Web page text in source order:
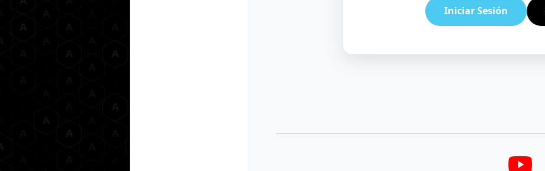
Iniciar Sesión